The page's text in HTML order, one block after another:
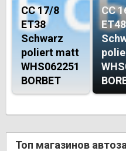
CC 17/8
ET38
Schwarz
poliert matt
WHS062251
BORBET
CC
ET48
Топ магазинов